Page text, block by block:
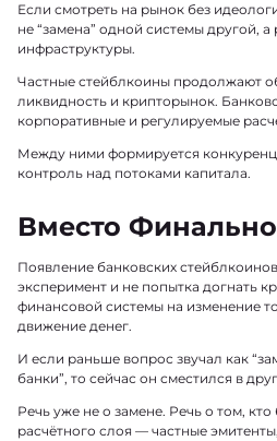
Если смотреть на рынок без
не “замена” одной системы другой, а
инфраструктуры.
Частные стейблкоины продолжают
ликвидность и крипторынок.
корпоративные и регулируемые
Между ними формируется
контроль над потоками капитала.
Вместо
Появление банковских
эксперимент и не попытка догнать
финансовой системы на изменение
движение денег.
И если раньше вопрос звучал как
банки”, то сейчас он сместился в
Речь уже не о замене. Речь о том,
расчётного слоя — частные